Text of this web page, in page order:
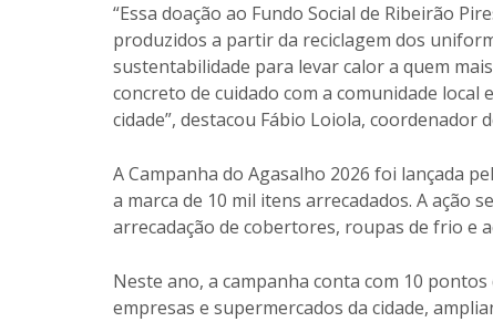
“Essa doação ao Fundo Social de Ribeirão
produzidos a partir da reciclagem dos
sustentabilidade para levar calor a quem
concreto de cuidado com a comunidade
cidade”, destacou Fábio Loiola, coordenador
A Campanha do Agasalho 2026 foi lançada
a marca de 10 mil itens arrecadados. A ação
arrecadação de cobertores, roupas de frio e
Neste ano, a campanha conta com 10
empresas e supermercados da cidade,